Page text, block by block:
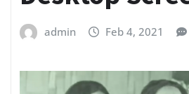
admin Feb 4, 2021